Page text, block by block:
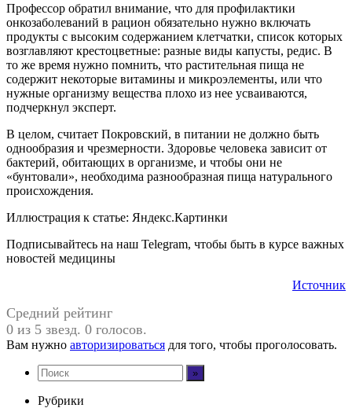
Профессор обратил внимание, что для профилактики
онкозаболеваний в рацион обязательно нужно включать
продукты с высоким содержанием клетчатки, список которых
возглавляют крестоцветные: разные виды капусты, редис. В
то же время нужно помнить, что растительная пища не
содержит некоторые витамины и микроэлементы, или что
нужные организму вещества плохо из нее усваиваются,
подчеркнул эксперт.
В целом, считает Покровский, в питании не должно быть
однообразия и чрезмерности. Здоровье человека зависит от
бактерий, обитающих в организме, и чтобы они не
«бунтовали», необходима разнообразная пища натурального
происхождения.
Иллюстрация к статье: Яндекс.Картинки
Подписывайтесь на наш Telegram, чтобы быть в курсе важных
новостей медицины
Источник
Средний рейтинг
0 из 5 звезд. 0 голосов.
Вам нужно авторизироваться для того, чтобы проголосовать.
Рубрики